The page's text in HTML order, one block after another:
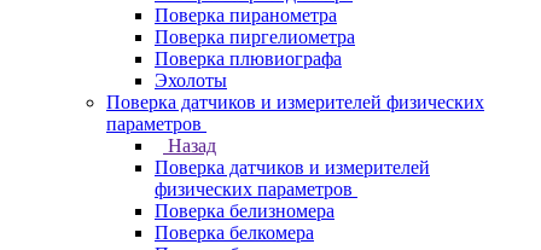
Поверка пиранометра
Поверка пиргелиометра
Поверка плювиографа
Эхолоты
Поверка датчиков и измерителей физических
параметров
Назад
Поверка датчиков и измерителей
физических параметров
Поверка белизномера
Поверка белкомера